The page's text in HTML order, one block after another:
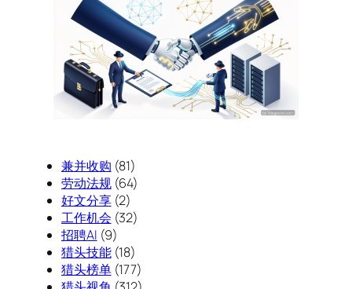
兼并收购 (81)
劳动法规(64)
好文分享(2)
工作机会 (32)
招聘AI (9)
猎头技能(18)
猎头榜单(177)